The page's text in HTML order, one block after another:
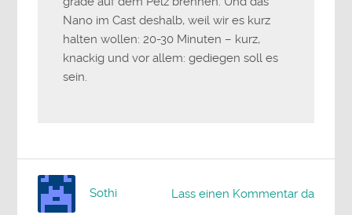
Nano im Cast deshalb, weil wir es kurz
halten wollen: 20-30 Minuten – kurz,
knackig und vor allem: gediegen soll es
sein.
Lass einen Kommentar da
Sothi